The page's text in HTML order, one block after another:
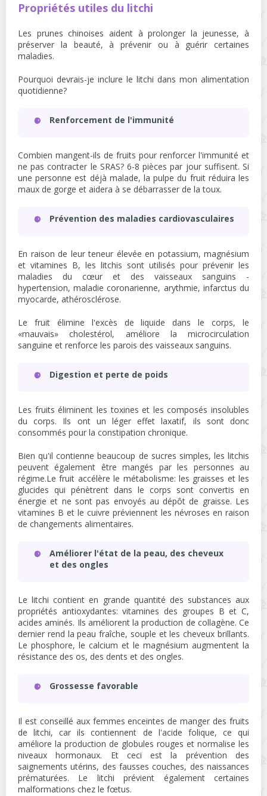
Propriétés utiles du litchi
Les prunes chinoises aident à prolonger la jeunesse, à
préserver la beauté, à prévenir ou à guérir certaines
maladies.
Pourquoi devrais-je inclure le litchi dans mon alimentation
quotidienne?
Renforcement de l'immunité
Combien mangent-ils de fruits pour renforcer l'immunité et
ne pas contracter le SRAS? 6-8 pièces par jour suffisent. Si
une personne est déjà malade, la pulpe du fruit réduira les
maux de gorge et aidera à se débarrasser de la toux.
Prévention des maladies cardiovasculaires
En raison de leur teneur élevée en potassium, magnésium
et vitamines B, les litchis sont utilisés pour prévenir les
maladies du cœur et des vaisseaux sanguins -
hypertension, maladie coronarienne, arythmie, infarctus du
myocarde, athérosclérose.
Le fruit élimine l'excès de liquide dans le corps, le
«mauvais» cholestérol, améliore la microcirculation
sanguine et renforce les parois des vaisseaux sanguins.
Digestion et perte de poids
Les fruits éliminent les toxines et les composés insolubles
du corps. Ils ont un léger effet laxatif, ils sont donc
consommés pour la constipation chronique.
Bien qu'il contienne beaucoup de sucres simples, les litchis
peuvent également être mangés par les personnes au
régime.Le fruit accélère le métabolisme: les graisses et les
glucides qui pénètrent dans le corps sont convertis en
énergie et ne sont pas envoyés au dépôt de graisse. Les
vitamines B et le cuivre préviennent les névroses en raison
de changements alimentaires.
Améliorer l'état de la peau, des cheveux
et des ongles
Le litchi contient en grande quantité des substances aux
propriétés antioxydantes: vitamines des groupes B et C,
acides aminés. Ils améliorent la production de collagène. Ce
dernier rend la peau fraîche, souple et les cheveux brillants.
Le phosphore, le calcium et le magnésium augmentent la
résistance des os, des dents et des ongles.
Grossesse favorable
Il est conseillé aux femmes enceintes de manger des fruits
de litchi, car ils contiennent de l'acide folique, ce qui
améliore la production de globules rouges et normalise les
niveaux hormonaux. Et ceci est la prévention des
saignements utérins, des fausses couches, des naissances
prématurées. Le litchi prévient également certaines
malformations chez le fœtus.